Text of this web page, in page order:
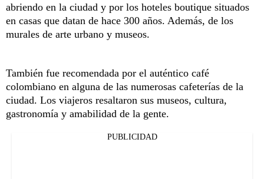
abriendo en la ciudad y por los hoteles boutique situados
en casas que datan de hace 300 años. Además, de los
murales de arte urbano y museos.
También fue recomendada por el auténtico café
colombiano en alguna de las numerosas cafeterías de la
ciudad. Los viajeros resaltaron sus museos, cultura,
gastronomía y amabilidad de la gente.
PUBLICIDAD